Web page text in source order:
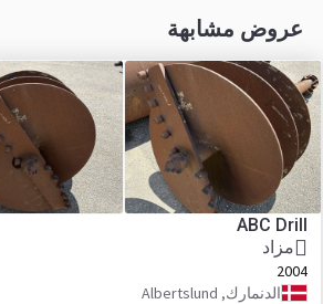
عروض مشابهة
ABC Drill
مزاد
2004
الدنمارك, Albertslund